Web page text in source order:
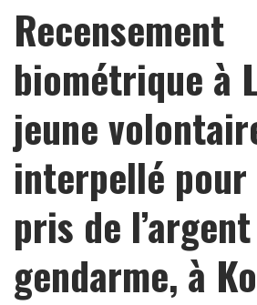
Recensement
biométrique à
jeune
interpellé
pris de
gendarme, à